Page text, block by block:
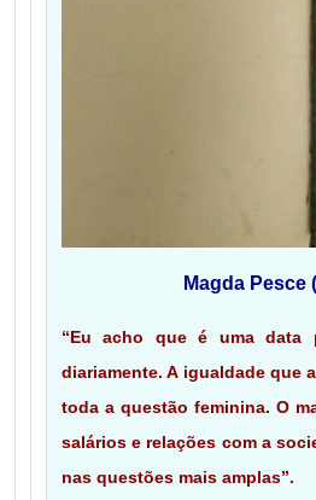
Magda Pesce
“Eu acho que é uma data
diariamente. A igualdade que
toda a questão feminina. O
salários e relações com a
nas questões mais amplas”.